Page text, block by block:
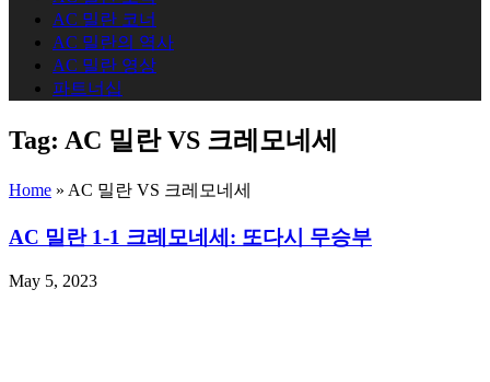
AC 밀란 코너
AC 밀란의 역사
AC 밀란 영상
파트너십
Tag: AC 밀란 VS 크레모네세
Home » AC 밀란 VS 크레모네세
AC 밀란 1-1 크레모네세: 또다시 무승부
May 5, 2023